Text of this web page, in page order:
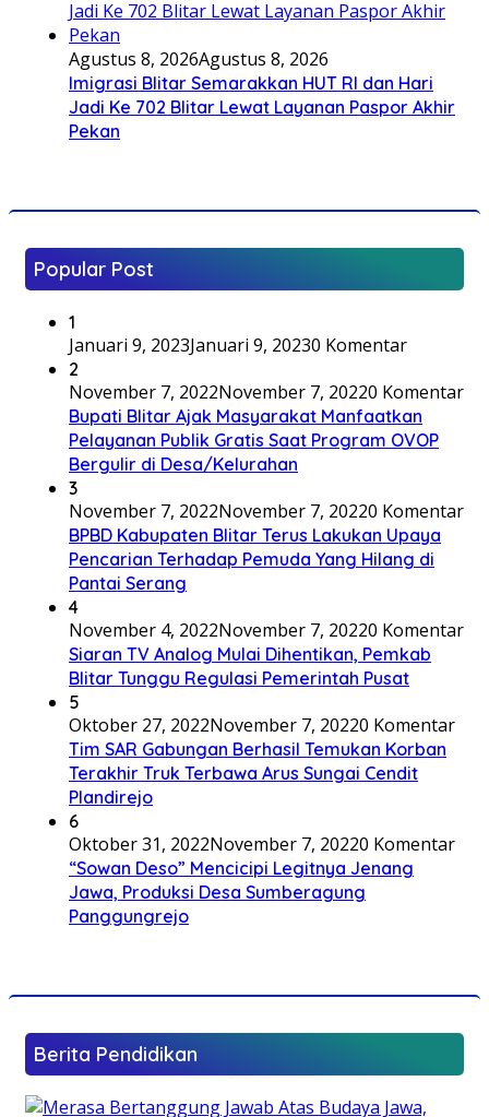
Agustus 8, 2026Agustus 8, 2026
Imigrasi Blitar Semarakkan HUT RI dan Hari
Jadi Ke 702 Blitar Lewat Layanan Paspor Akhir
Pekan
Popular Post
1
Januari 9, 2023Januari 9, 20230 Komentar
2
November 7, 2022November 7, 20220 Komentar
Bupati Blitar Ajak Masyarakat Manfaatkan
Pelayanan Publik Gratis Saat Program OVOP
Bergulir di Desa/Kelurahan
3
November 7, 2022November 7, 20220 Komentar
BPBD Kabupaten Blitar Terus Lakukan Upaya
Pencarian Terhadap Pemuda Yang Hilang di
Pantai Serang
4
November 4, 2022November 7, 20220 Komentar
Siaran TV Analog Mulai Dihentikan, Pemkab
Blitar Tunggu Regulasi Pemerintah Pusat
5
Oktober 27, 2022November 7, 20220 Komentar
Tim SAR Gabungan Berhasil Temukan Korban
Terakhir Truk Terbawa Arus Sungai Cendit
Plandirejo
6
Oktober 31, 2022November 7, 20220 Komentar
“Sowan Deso” Mencicipi Legitnya Jenang
Jawa, Produksi Desa Sumberagung
Panggungrejo
Berita Pendidikan